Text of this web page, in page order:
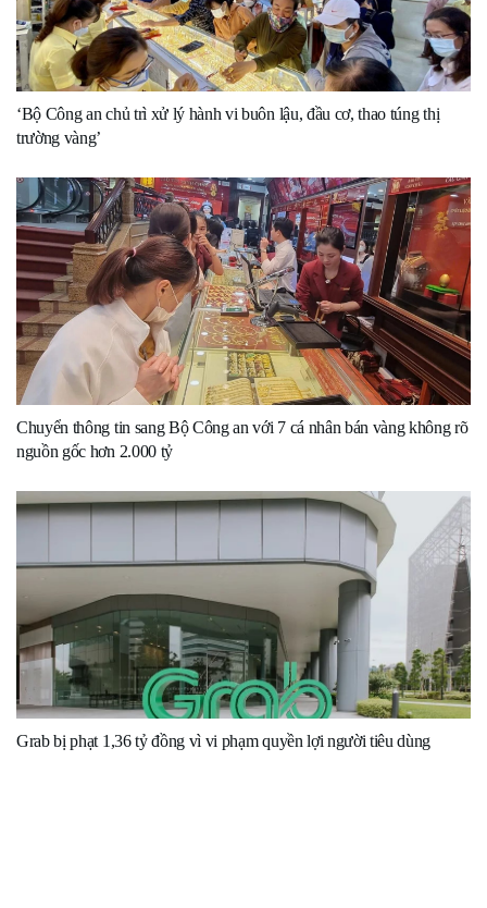
‘Bộ Công an chủ trì xử lý hành vi buôn lậu, đầu cơ, thao túng thị
trường vàng’
Chuyển thông tin sang Bộ Công an với 7 cá nhân bán vàng không rõ
nguồn gốc hơn 2.000 tỷ
Grab bị phạt 1,36 tỷ đồng vì vi phạm quyền lợi người tiêu dùng